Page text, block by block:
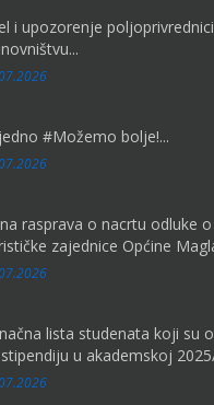
i upozorenje
#Možemo bolje!...
rasprava o nacrtu odluke
zajednice Općine
lista studenata koji su
u akademskoj